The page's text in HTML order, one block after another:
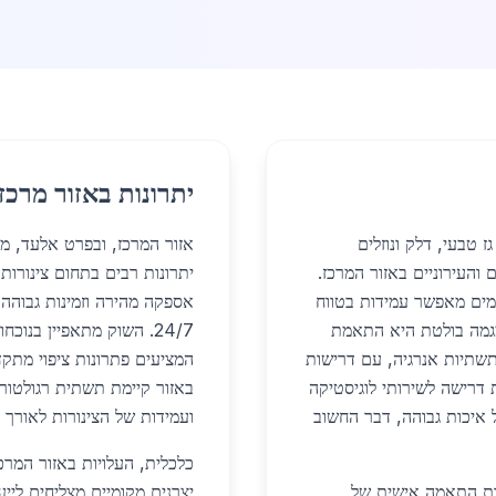
טבעי, דלק ונוזלים
באזור המרכז.
מאפשר עמידות בטווח
מגמה בולטת היא התאמת
אנרגיה, עם דרישות
לשירותי לוגיסטיקה
גבוהה, דבר החשוב
התאמה אישית של
יתרונות באזור
אזור המרכז, ובפרט אלעד,
יתרונות רבים בתחום
אספקה מהירה וזמינות
24/7. השוק מתאפיין
המציעים פתרונות ציפוי
באזור קיימת תשתית
ועמידות של הצינורות לאורך
כלכלית, העלויות באזור
יצרנים מקומיים מצליחים